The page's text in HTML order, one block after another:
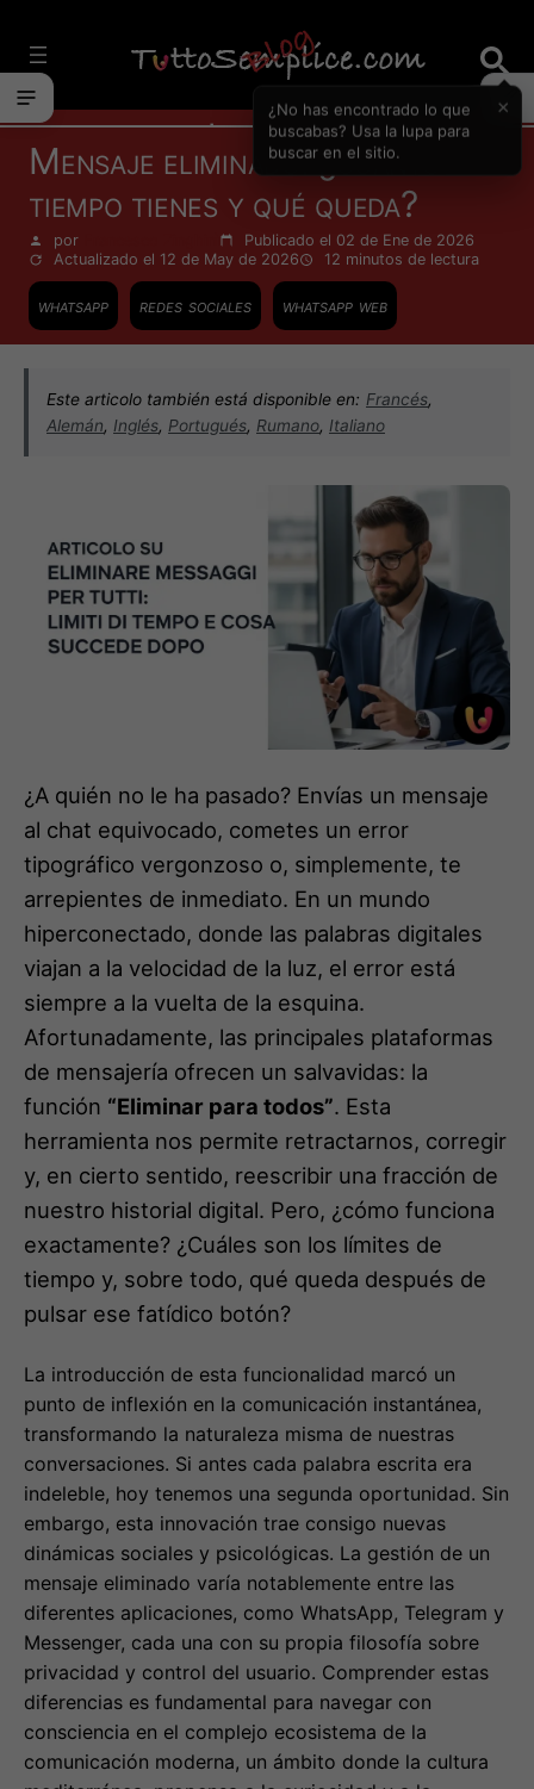
contenuto
Internet
Mensaje eliminado: ¿cuánto
tiempo tienes y qué queda?
por
Publicado el 02 de Ene de 2026
Actualizado el 12 de May de 2026
12 minutos de lectura
whatsapp redes sociales whatsapp web
Este articolo también está disponible en: Francés,
Alemán, Inglés, Portugués, Rumano, Italiano
¿A quién no le ha pasado? Envías un mensaje
al chat equivocado, cometes un error
tipográfico vergonzoso o, simplemente, te
arrepientes de inmediato. En un mundo
hiperconectado, donde las palabras digitales
viajan a la velocidad de la luz, el error está
siempre a la vuelta de la esquina.
Afortunadamente, las principales plataformas
de mensajería ofrecen un salvavidas: la
función “Eliminar para todos”. Esta
herramienta nos permite retractarnos, corregir
y, en cierto sentido, reescribir una fracción de
nuestro historial digital. Pero, ¿cómo funciona
exactamente? ¿Cuáles son los límites de
tiempo y, sobre todo, qué queda después de
pulsar ese fatídico botón?
La introducción de esta funcionalidad marcó un
punto de inflexión en la comunicación instantánea,
transformando la naturaleza misma de nuestras
conversaciones. Si antes cada palabra escrita era
indeleble, hoy tenemos una segunda oportunidad. Sin
embargo, esta innovación trae consigo nuevas
dinámicas sociales y psicológicas. La gestión de un
mensaje eliminado varía notablemente entre las
diferentes aplicaciones, como WhatsApp, Telegram y
Messenger, cada una con su propia filosofía sobre
privacidad y control del usuario. Comprender estas
diferencias es fundamental para navegar con
consciencia en el complejo ecosistema de la
comunicación moderna, un ámbito donde la cultura
¿No has encontrado lo que
buscabas? Usa la lupa para
buscar en el sitio.
×